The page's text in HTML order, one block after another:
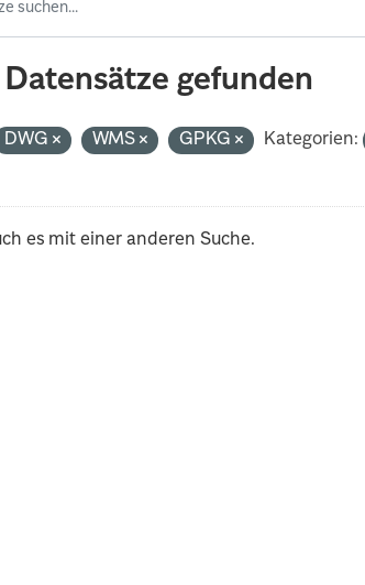
Datensätze gefunden
DWG WMS GPKG Kategorien:
es mit einer anderen Suche.